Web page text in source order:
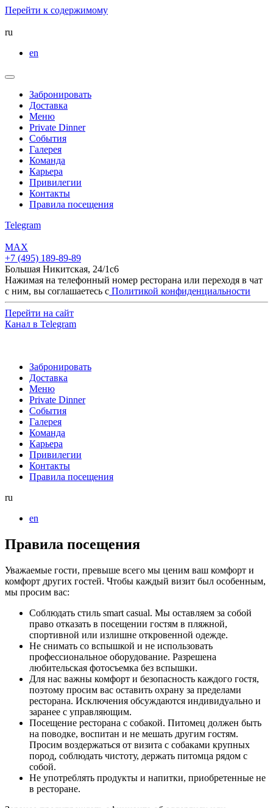
Перейти к содержимому
ru
en
Забронировать
Доставка
Меню
Private Dinner
События
Галерея
Команда
Карьера
Привилегии
Контакты
Правила посещения
Telegram
MAX
+7 (495) 189-89-89
Большая Никитская, 24/1с6
Нажимая на телефонный номер ресторана или переходя в чат
с ним, вы соглашаетесь с Политикой конфиденциальности
Перейти на сайт
Канал в Telegram
Забронировать
Доставка
Меню
Private Dinner
События
Галерея
Команда
Карьера
Привилегии
Контакты
Правила посещения
ru
en
Правила посещения
Уважаемые гости, превыше всего мы ценим ваш комфорт и
комфорт других гостей. Чтобы каждый визит был особенным,
мы просим вас:
Соблюдать стиль smart casual. Мы оставляем за собой
право отказать в посещении гостям в пляжной,
спортивной или излишне откровенной одежде.
Не снимать со вспышкой и не использовать
профессиональное оборудование. Разрешена
любительская фотосъемка без вспышки.
Для нас важны комфорт и безопасность каждого гостя,
поэтому просим вас оставить охрану за пределами
ресторана. Исключения обсуждаются индивидуально и
заранее с управляющим.
Посещение ресторана с собакой. Питомец должен быть
на поводке, воспитан и не мешать другим гостям.
Просим воздержаться от визита с собаками крупных
пород, соблюдать чистоту, держать питомца рядом с
собой.
Не употреблять продукты и напитки, приобретенные не
в ресторане.